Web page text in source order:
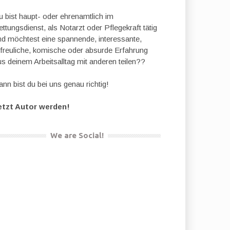
bist haupt- oder ehrenamtlich im
als Notarzt oder Pflegekraft tätig
möchtest eine spannende, interessante,
komische oder absurde Erfahrung
deinem Arbeitsalltag mit anderen teilen??
bist du bei uns genau richtig!
Autor werden!
We are Social!